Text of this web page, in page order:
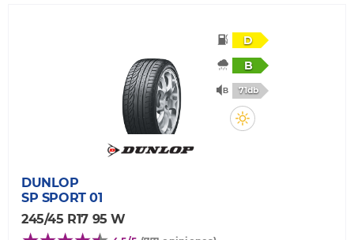
D
B
71db
DUNLOP
SP SPORT 01
245/45 R17 95 W